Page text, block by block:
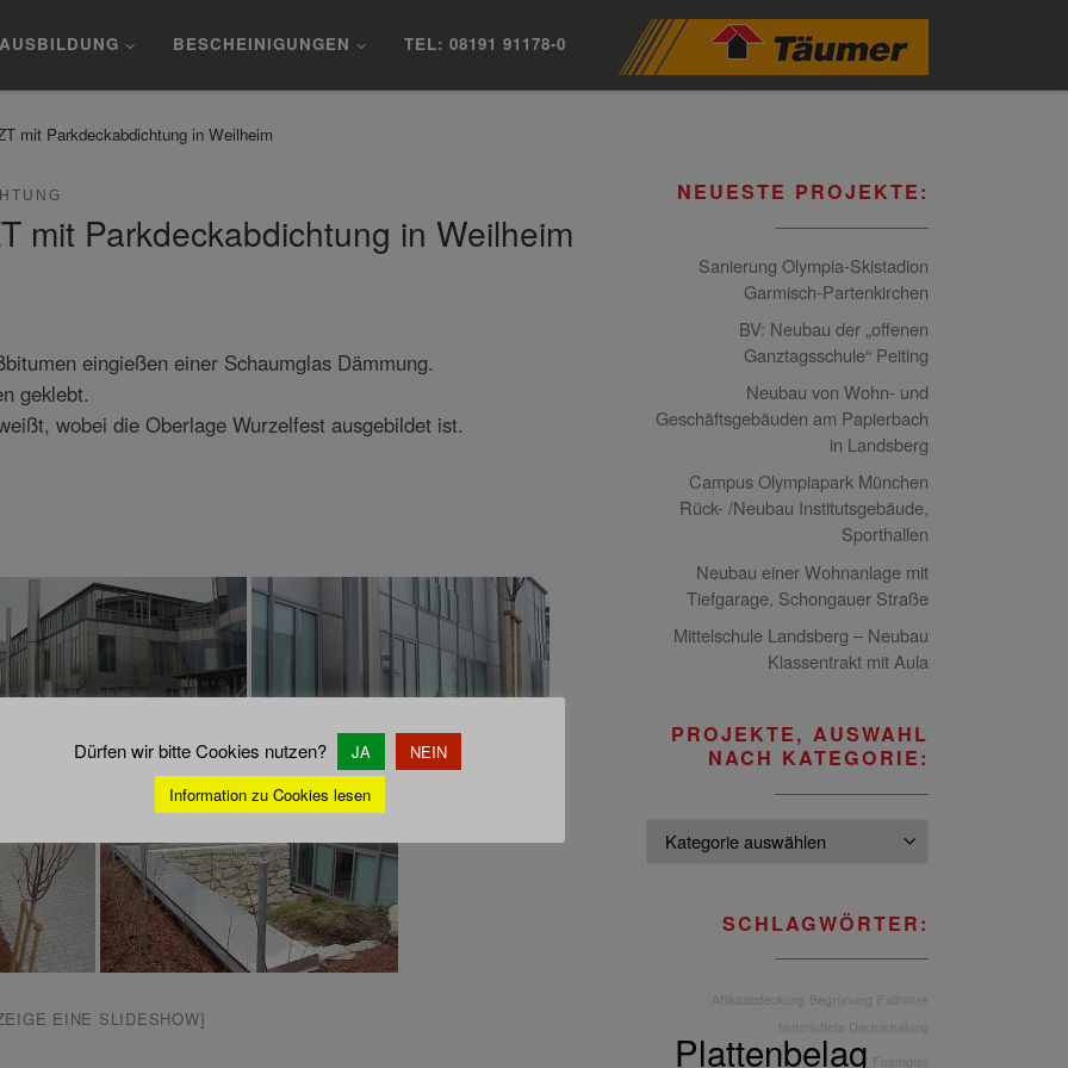
AUSBILDUNG BESCHEINIGUNGEN TEL: 08191 91178-0
mit Parkdeckabdichtung in Weilheim
mit Parkdeckabdichtung in Weilheim
eingießen einer Schaumglas Dämmung.
geklebt.
wobei die Oberlage Wurzelfest ausgebildet ist.
EINE SLIDESHOW]
NEUESTE PROJEKTE:
Sanierung Olympia-Skistadion
Garmisch-Partenkirchen
BV: Neubau der „offenen
Ganztagsschule“ Peiting
Neubau von Wohn- und
Geschäftsgebäuden am Papierbach
in Landsberg
Campus Olympiapark München
Rück- /Neubau Institutsgebäude,
Sporthallen
Neubau einer Wohnanlage mit
Tiefgarage, Schongauer Straße
Mittelschule Landsberg – Neubau
Klassentrakt mit Aula
PROJEKTE, AUSWAHL
NACH KATEGORIE:
SCHLAGWÖRTER:
Attikaabdeckung Begrünung Fallrohre
hinterlüftete Dachschalung
Plattenbelag Foamglas
Dürfen wir bitte Cookies nutzen? JA
NEIN
Information zu Cookies lesen